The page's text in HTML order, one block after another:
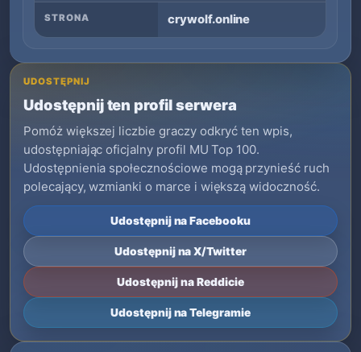
STRONA crywolf.online
UDOSTĘPNIJ
Udostępnij ten profil serwera
Pomóż większej liczbie graczy odkryć ten wpis,
udostępniając oficjalny profil MU Top 100.
Udostępnienia społecznościowe mogą przynieść ruch
polecający, wzmianki o marce i większą widoczność.
Udostępnij na Facebooku
Udostępnij na X/Twitter
Udostępnij na Reddicie
Udostępnij na Telegramie